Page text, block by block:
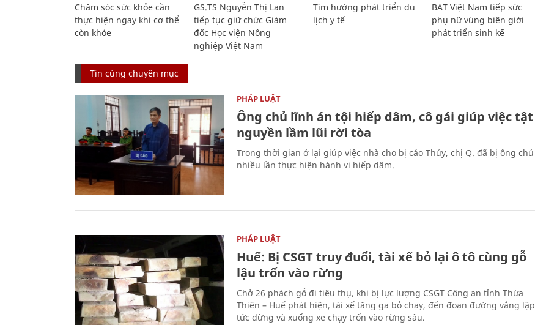
Chăm sóc sức khỏe cần
thực hiện ngay khi cơ thể
còn khỏe
GS.TS Nguyễn Thị Lan
tiếp tục giữ chức Giám
đốc Học viện Nông
nghiệp Việt Nam
Tìm hướng phát triển du
lịch y tế
BAT Việt Nam tiếp sức
phụ nữ vùng biên giới
phát triển sinh kế
Tin cùng chuyên mục
PHÁP LUẬT
Ông chủ lĩnh án tội hiếp dâm, cô gái giúp việc tật
nguyền lầm lũi rời tòa
Trong thời gian ở lại giúp việc nhà cho bị cáo Thủy, chị Q. đã bị ông chủ
nhiều lần thực hiện hành vi hiếp dâm.
PHÁP LUẬT
Huế: Bị CSGT truy đuổi, tài xế bỏ lại ô tô cùng gỗ
lậu trốn vào rừng
Chở 26 phách gỗ đi tiêu thụ, khi bị lực lượng CSGT Công an tỉnh Thừa
Thiên – Huế phát hiện, tài xế tăng ga bỏ chạy, đến đoạn đường vắng lập
tức dừng và xuống xe chạy trốn vào rừng sâu.